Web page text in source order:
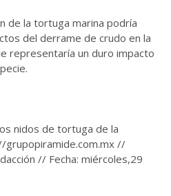
de la tortuga marina podría
del derrame de crudo en la
representaría un duro impacto
nidos de tortuga de la
//
// Fecha: miércoles,29